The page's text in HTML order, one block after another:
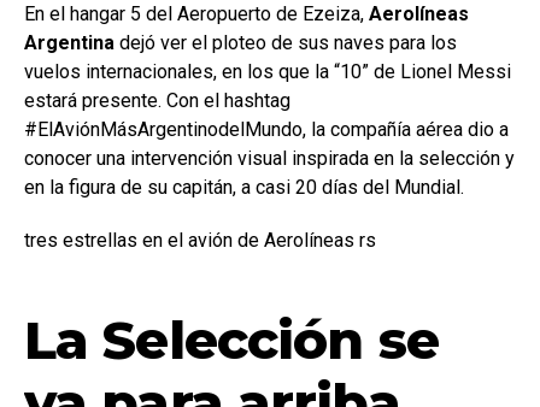
En el hangar 5 del Aeropuerto de Ezeiza, Aerolíneas
Argentina dejó ver el ploteo de sus naves para los
vuelos internacionales, en los que la “10” de Lionel Messi
estará presente. Con el hashtag
#ElAviónMásArgentinodelMundo, la compañía aérea dio a
conocer una intervención visual inspirada en la selección y
en la figura de su capitán, a casi 20 días del Mundial.
tres estrellas en el avión de Aerolíneas rs
La Selección se